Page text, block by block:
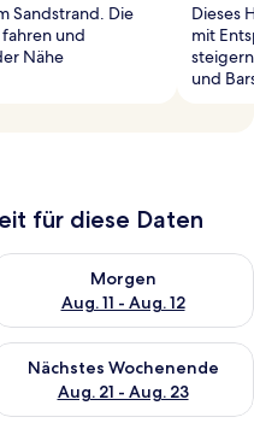
Sandstrand. Die
und
Nähe
Dieses
mit
und
für diese Daten
Nacht, Aug. 10 - Aug.
Morgen
Aug. 11 - Aug. 12
die Verfügbarkeit
Wochenende, Aug. 14
Nächstes Wochenende
Aug. 21 - Aug. 23
die Verfügbarkeit